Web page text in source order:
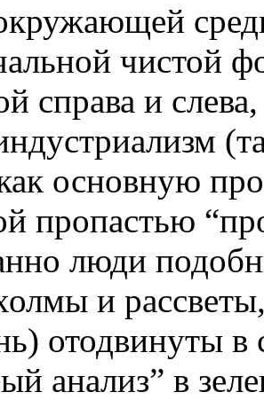
чистой
справа и
основную
пропастью
люди
и
отодвинуты в
анализ” в